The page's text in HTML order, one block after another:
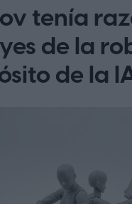
tenía
de la
de la